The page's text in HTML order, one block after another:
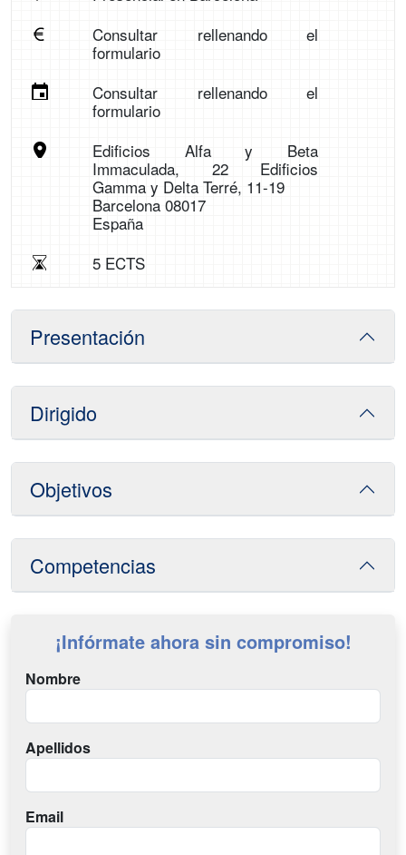
Consultar rellenando el
formulario
Consultar rellenando el
formulario
Edificios Alfa y Beta
Immaculada, 22 Edificios
Gamma y Delta Terré, 11-19
Barcelona 08017
España
5 ECTS
Presentación
Dirigido
Objetivos
Competencias
¡Infórmate ahora sin compromiso!
Nombre
Apellidos
Email